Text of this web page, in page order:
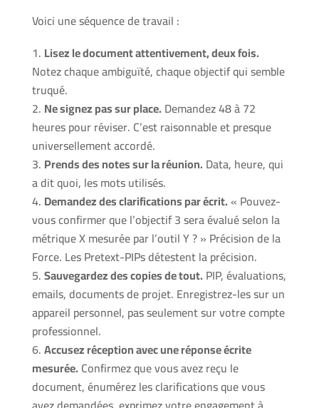
Voici une séquence de travail :
Lisez le document attentivement, deux fois.
Notez chaque ambiguïté, chaque objectif qui semble
truqué.
Ne signez pas sur place. Demandez 48 à 72
heures pour réviser. C’est raisonnable et presque
universellement accordé.
Prends des notes sur la réunion. Data, heure, qui
a dit quoi, les mots utilisés.
Demandez des clarifications par écrit.« Pouvez-
vous confirmer que l’objectif 3 sera évalué selon la
métrique X mesurée par l’outil Y ? » Précision de la
Force. Les Pretext-PIPs détestent la précision.
Sauvegardez des copies de tout. PIP, évaluations,
emails, documents de projet. Enregistrez-les sur un
appareil personnel, pas seulement sur votre compte
professionnel.
Accusez réception avec une réponse écrite
mesurée. Confirmez que vous avez reçu le
document, énumérez les clarifications que vous